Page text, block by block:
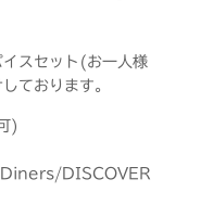
スセット(お一人様
ております。
)
DISCOVER